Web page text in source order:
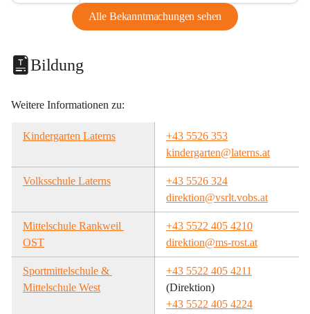
Alle Bekanntmachungen sehen
Bildung
Weitere Informationen zu:
Kindergarten Laterns
+43 5526 353
kindergarten@laterns.at
Volksschule Laterns
+43 5526 324
direktion@vsrlt.vobs.at
Mittelschule Rankweil
OST
+43 5522 405 4210
direktion@ms-rost.at
Sportmittelschule &
Mittelschule West
+43 5522 405 4211
(Direktion)
+43 5522 405 4224